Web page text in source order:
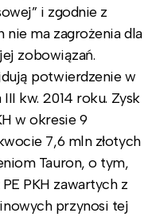
i zgodnie z
nie ma zagrożenia dla
zobowiązań.
potwierdzenie w
kw. 2014 roku. Zysk
w okresie 9
7,6 mln złotych
Tauron, o tym,
PKH zawartych z
przynosi tej